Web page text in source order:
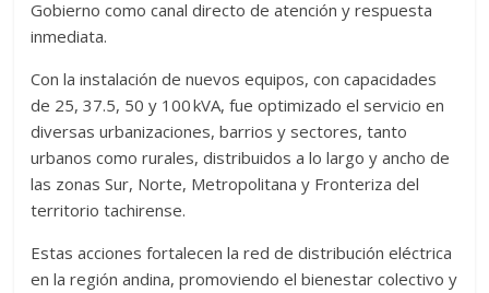
Gobierno como canal directo de atención y respuesta
inmediata.
Con la instalación de nuevos equipos, con capacidades
de 25, 37.5, 50 y 100 kVA, fue optimizado el servicio en
diversas urbanizaciones, barrios y sectores, tanto
urbanos como rurales, distribuidos a lo largo y ancho de
las zonas Sur, Norte, Metropolitana y Fronteriza del
territorio tachirense.
Estas acciones fortalecen la red de distribución eléctrica
en la región andina, promoviendo el bienestar colectivo y